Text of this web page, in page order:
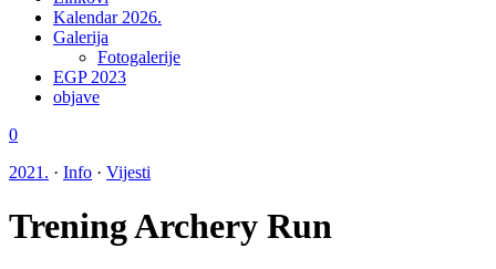
Kalendar 2026.
Galerija
Fotogalerije
EGP 2023
objave
0
2021. · Info · Vijesti
Trening Archery Run